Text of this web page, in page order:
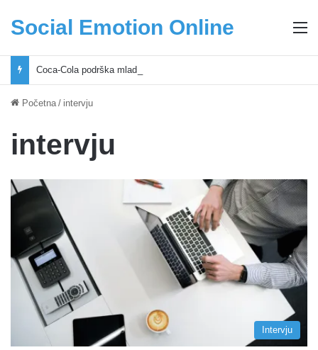
Social Emotion Online
Početna / intervju
intervju
Intervju